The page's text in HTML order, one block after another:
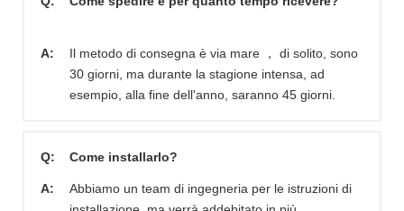
A:
Il metodo di consegna è via mare ， di solito, sono
30 giorni, ma durante la stagione intensa, ad
esempio, alla fine dell'anno, saranno 45 giorni.
Q: Come installarlo?
A:
Abbiamo un team di ingegneria per le istruzioni di